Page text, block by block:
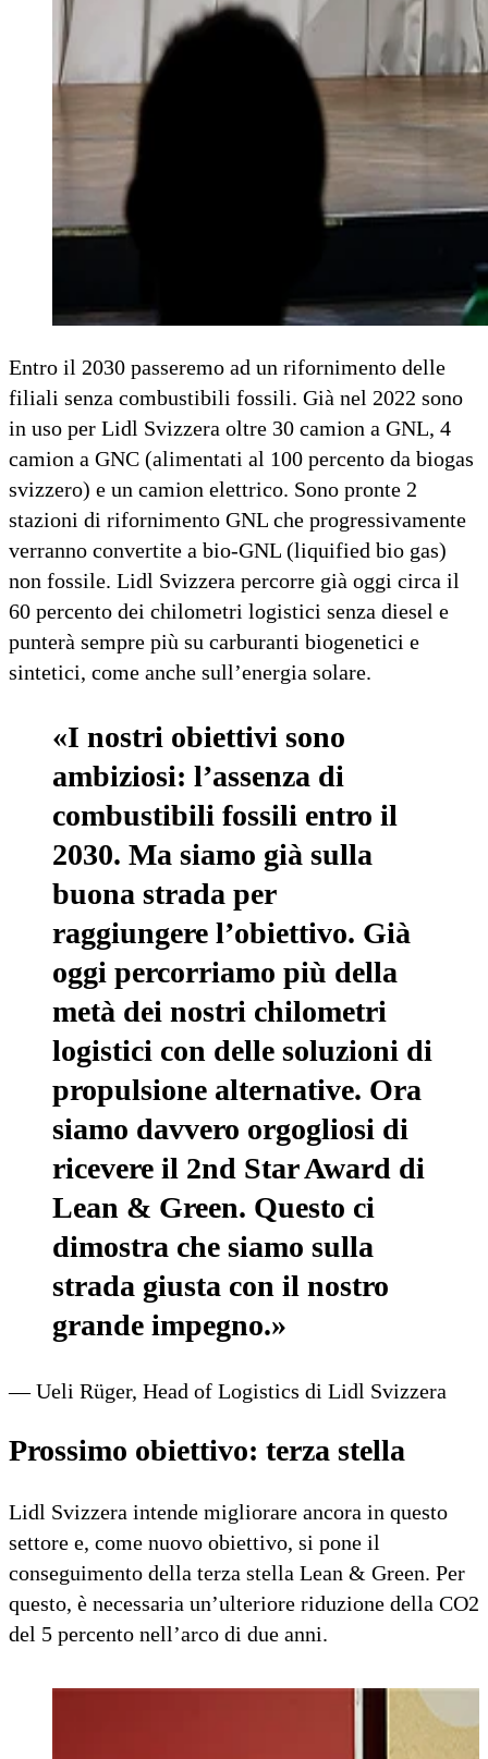
Entro il 2030 passeremo ad un rifornimento delle
filiali senza combustibili fossili. Già nel 2022 sono
in uso per Lidl Svizzera oltre 30 camion a GNL, 4
camion a GNC (alimentati al 100 percento da biogas
svizzero) e un camion elettrico. Sono pronte 2
stazioni di rifornimento GNL che progressivamente
verranno convertite a bio-GNL (liquified bio gas)
non fossile. Lidl Svizzera percorre già oggi circa il
60 percento dei chilometri logistici senza diesel e
punterà sempre più su carburanti biogenetici e
sintetici, come anche sull’energia solare.
«I nostri obiettivi sono
ambiziosi: l’assenza di
combustibili fossili entro il
2030. Ma siamo già sulla
buona strada per
raggiungere l’obiettivo. Già
oggi percorriamo più della
metà dei nostri chilometri
logistici con delle soluzioni di
propulsione alternative. Ora
siamo davvero orgogliosi di
ricevere il 2nd Star Award di
Lean & Green. Questo ci
dimostra che siamo sulla
strada giusta con il nostro
grande impegno.»
— Ueli Rüger, Head of Logistics di Lidl Svizzera
Prossimo obiettivo: terza stella
Lidl Svizzera intende migliorare ancora in questo
settore e, come nuovo obiettivo, si pone il
conseguimento della terza stella Lean & Green. Per
questo, è necessaria un’ulteriore riduzione della CO2
del 5 percento nell’arco di due anni.